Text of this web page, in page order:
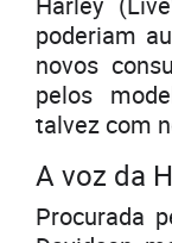
poderiam
novos
pelos
talvez com
A voz da
Procurada